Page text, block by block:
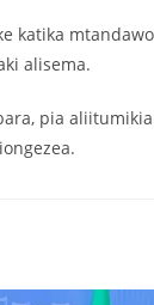
katika
alisema.
pia